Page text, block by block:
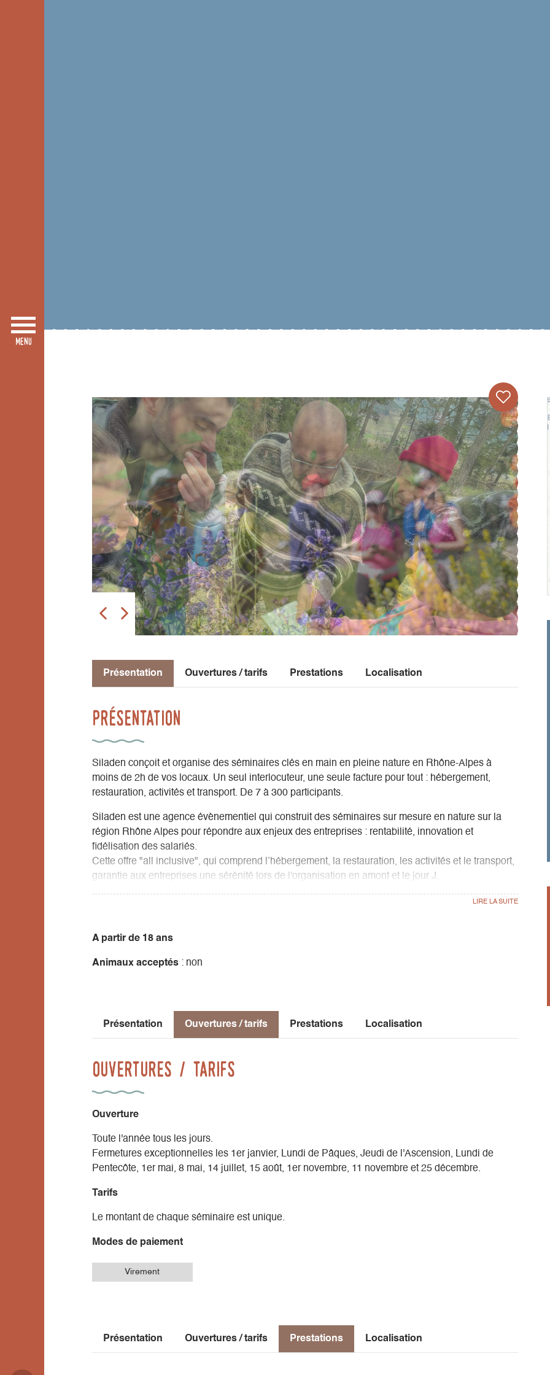
Présentation Ouvertures / tarifs Prestations Localisation
Présentation
Siladen conçoit et organise des séminaires clés en main en pleine nature en Rhône-Alpes à
moins de 2h de vos locaux. Un seul interlocuteur, une seule facture pour tout : hébergement,
restauration, activités et transport. De 7 à 300 participants.
Siladen est une agence évènementiel qui construit des séminaires sur mesure en nature sur la
région Rhône Alpes pour répondre aux enjeux des entreprises : rentabilité, innovation et
fidélisation des salariés.
Cette offre "all inclusive", qui comprend l’hébergement, la restauration, les activités et le transport,
garantie aux entreprises une sérénité lors de l'organisation en amont et le jour J.
Les activités sont tournées vers la nature et l’artisanat : orientation nature, construction de
la cohésion et le sentiment d’appartenance à l’entreprise.
A partir de 18 ans
Animaux acceptés : non
Présentation Ouvertures / tarifs Prestations Localisation
Ouvertures / tarifs
Ouverture
Toute l'année tous les jours.
Fermetures exceptionnelles les 1er janvier, Lundi de Pâques, Jeudi de l'Ascension, Lundi de
Pentecôte, 1er mai, 8 mai, 14 juillet, 15 août, 1er novembre, 11 novembre et 25 décembre.
Tarifs
Le montant de chaque séminaire est unique.
Modes de paiement
Virement
Présentation Ouvertures / tarifs Prestations Localisation